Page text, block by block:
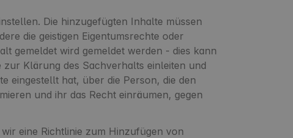
Die hinzugefügten Inhalte müssen
die geistigen Eigentumsrechte oder
gemeldet wird gemeldet werden - dies kann
Klärung des Sachverhalts einleiten und
eingestellt hat, über die Person, die den
und ihr das Recht einräumen, gegen
eine Richtlinie zum Hinzufügen von